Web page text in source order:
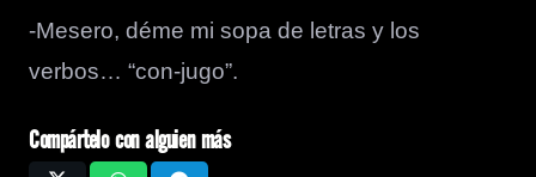
-Mesero, déme mi sopa de letras y los
verbos… “con-jugo”.
Compártelo con alguien más